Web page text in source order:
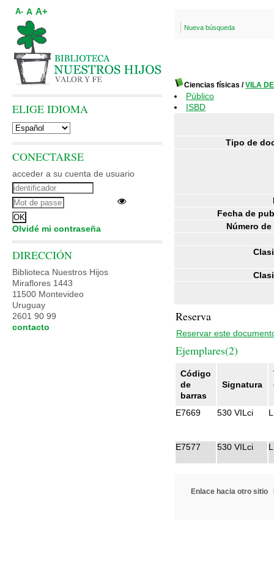
Nueva búsqueda
Ciencias físicas /VILA
Público
ISBD
Tipo de
Fecha de
Número
Reserva
Reservar este
Ejemplares(2)
Código
de
barras
Signatura
E7669
530 VILci
E7577 530 VILci
Enlace hacia otro sitio
A- A A+
ELIGE IDIOMA
CONECTARSE
acceder a su cuenta de usuario
Olvidé mi contraseña
DIRECCIÓN
Biblioteca Nuestros Hijos
Miraflores 1443
11500 Montevideo
Uruguay
2601 90 99
contacto